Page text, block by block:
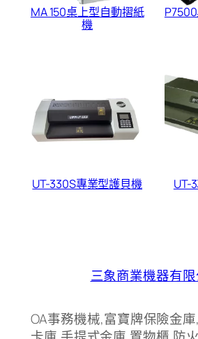
MA 150桌上型自動摺紙
機
UT-330S專業型護貝機 UT-
三象商業機器有
OA事務機械,富寶牌保險金